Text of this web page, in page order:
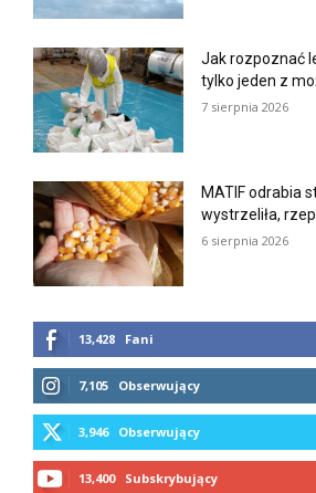
Jak rozpoznać
tylko jeden z
7 sierpnia 2026
MATIF odrabia
wystrzeliła,
6 sierpnia 2026
13,428 Fani
7,105 Obserwujący
3,946 Obserwujący
13,400 Subskrybujący